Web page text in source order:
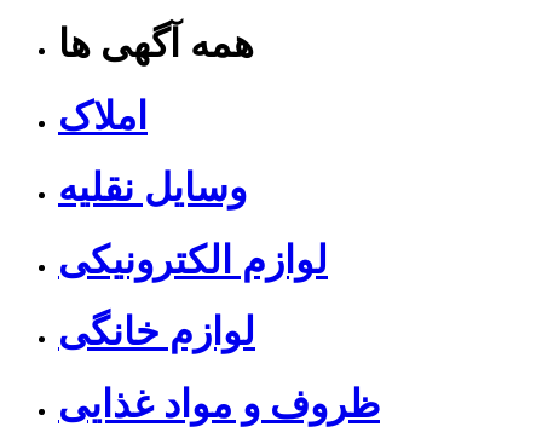
همه آگهی ها
املاک
وسایل نقلیه
لوازم الکترونیکی
لوازم خانگی
ظروف و مواد غذایی